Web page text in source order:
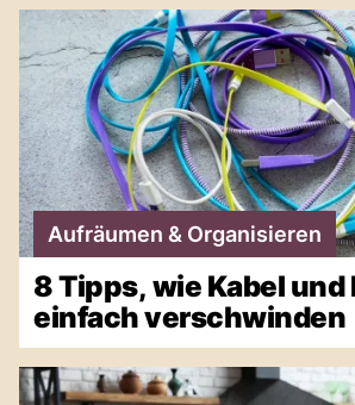
Aufräumen & Organisieren
8 Tipps, wie Kabel und
einfach verschwinden